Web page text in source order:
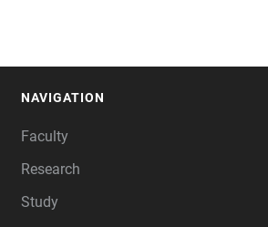
NAVIGATION
Faculty
Research
Study